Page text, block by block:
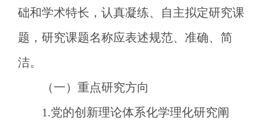
础和学术特长，认真凝练、自主拟定研究课
题，研究课题名称应表述规范、准确、简
洁。
（一）重点研究方向
1.党的创新理论体系化学理化研究阐